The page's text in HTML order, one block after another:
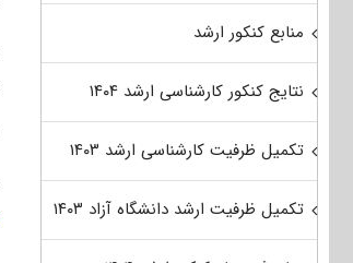
منابع کنکور ارشد
نتایج کنکور کارشناسی ارشد ۱۴۰۴
تکمیل ظرفیت کارشناسی ارشد ۱۴۰۳
تکمیل ظرفیت ارشد دانشگاه آزاد ۱۴۰۳